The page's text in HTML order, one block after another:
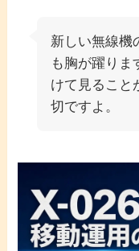
新しい無線機
も胸が躍りま
けて見ること
切ですよ。